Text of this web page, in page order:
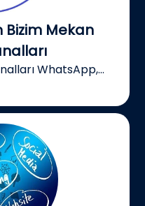
Bizim Mekan
WhatsApp,...